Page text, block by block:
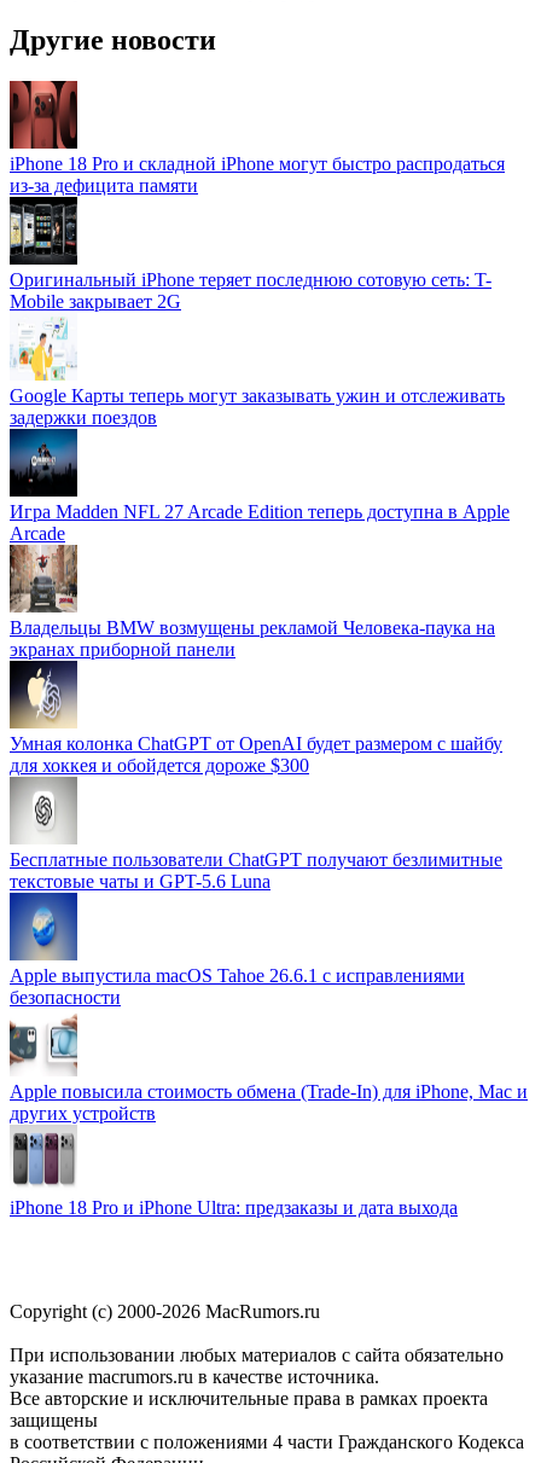
Другие новости
iPhone 18 Pro и складной iPhone могут быстро распродаться
из-за дефицита памяти
Оригинальный iPhone теряет последнюю сотовую сеть: T-
Mobile закрывает 2G
Google Карты теперь могут заказывать ужин и отслеживать
задержки поездов
Игра Madden NFL 27 Arcade Edition теперь доступна в Apple
Arcade
Владельцы BMW возмущены рекламой Человека-паука на
экранах приборной панели
Умная колонка ChatGPT от OpenAI будет размером с шайбу
для хоккея и обойдется дороже $300
Бесплатные пользователи ChatGPT получают безлимитные
текстовые чаты и GPT-5.6 Luna
Apple выпустила macOS Tahoe 26.6.1 с исправлениями
безопасности
Apple повысила стоимость обмена (Trade-In) для iPhone, Mac и
других устройств
iPhone 18 Pro и iPhone Ultra: предзаказы и дата выхода
Copyright (c) 2000-2026 MacRumors.ru
При использовании любых материалов с сайта обязательно
указание macrumors.ru в качестве источника.
Все авторские и исключительные права в рамках проекта
защищены
в соответствии с положениями 4 части Гражданского Кодекса